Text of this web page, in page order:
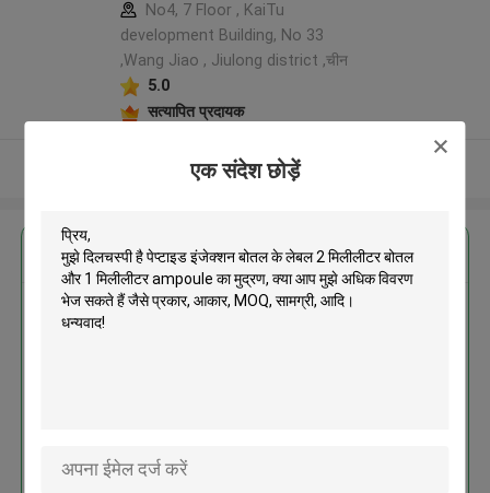
एक संदेश छोड़ें
No4, 7 Floor , KaiTu
development Building, No 33
,Wang Jiao , Jiulong district ,चीन
5.0
सत्यापित प्रदायक
और देखो
सबसे उत्तम प्रतिदान प्राप्त करें
पेप्टाइड इंजेक्शन बोतल के लेबल 2
जारी रखें